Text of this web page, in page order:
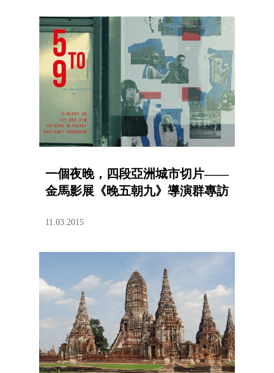
一個夜晚，四段亞洲城市切片——
金馬影展《晚五朝九》導演群專訪
11.03.2015